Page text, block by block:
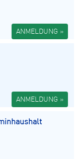
ANMELDUNG »
ANMELDUNG »